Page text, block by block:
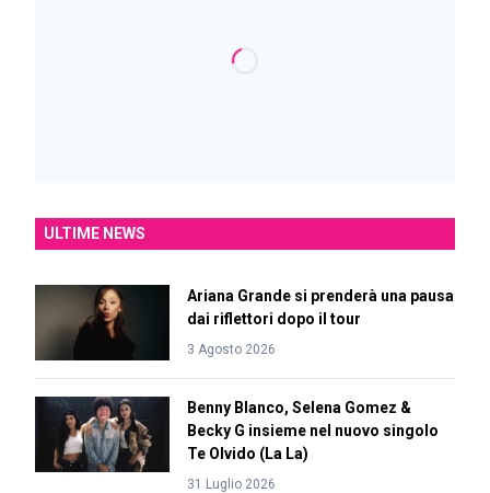
ULTIME NEWS
Ariana Grande si prenderà una pausa
dai riflettori dopo il tour
3 Agosto 2026
Benny Blanco, Selena Gomez &
Becky G insieme nel nuovo singolo
Te Olvido (La La)
31 Luglio 2026